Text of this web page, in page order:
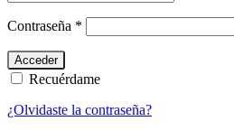
Contraseña *
Acceder
Recuérdame
¿Olvidaste la contraseña?